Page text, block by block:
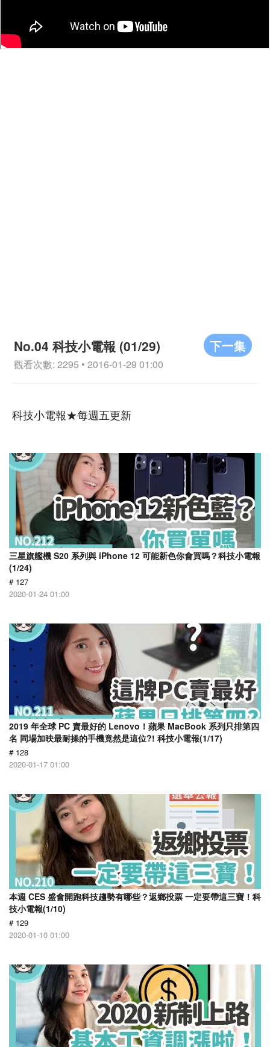
下一集
No.04 科技小電報 (01/29)
觀看次數: 2295 • 2016-01-29 01:00
科技小電報★每週五更新
三星旗艦機 S20 系列與 iPhone 12 可能新色你會買嗎？科技小電報
(1/24)
# 127
2020-01-24 01:00
2019 年全球 PC 賣最好的 Lenovo！蘋果 MacBook 系列只排第四
名 同場加映最耐操的手機竟然是這位?! 科技小電報(1/17)
# 128
2020-01-17 01:00
本週 CES 盛會開跑科技趨勢有哪些？返鄉投票 一定要帶這三寶！科
技小電報(1/10)
# 129
2020-01-10 01:00